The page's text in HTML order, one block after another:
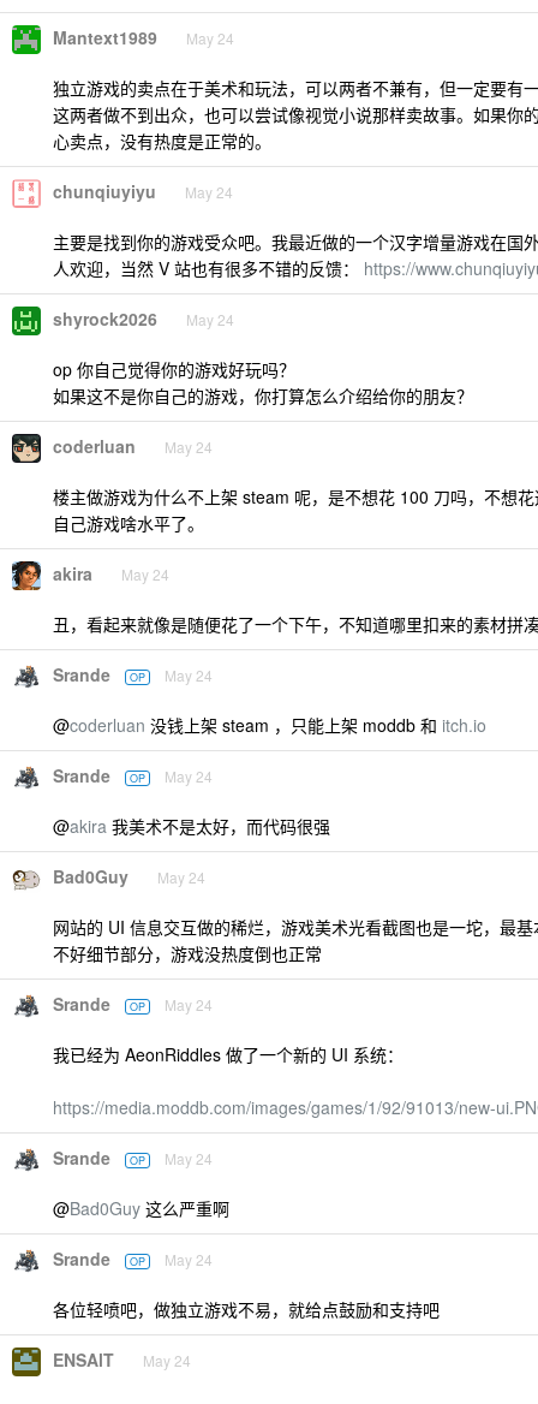
Mantext1989 May 24
独立游戏的卖点在于美术和玩法，可以两者不兼有，但一定要有
这两者做不到出众，也可以尝试像视觉小说那样卖故事。如果你
心卖点，没有热度是正常的。
chunqiuyiyu May 24
主要是找到你的游戏受众吧。我最近做的一个汉字增量游戏在国
人欢迎，当然 V 站也有很多不错的反馈： https://
shyrock2026 May 24
op 你自己觉得你的游戏好玩吗？
如果这不是你自己的游戏，你打算怎么介绍给你的朋友？
coderluan May 24
楼主做游戏为什么不上架 steam 呢，是不想花 100 刀吗，不想
自己游戏啥水平了。
akira May 24
丑，看起来就像是随便花了一个下午，不知道哪里扣来的素材拼
Srande OP May 24
@coderluan 没钱上架 steam ，只能上架 moddb 和 itch.io
Srande OP May 24
@akira 我美术不是太好，而代码很强
Bad0Guy May 24
网站的 UI 信息交互做的稀烂，游戏美术光看截图也是一坨，最
不好细节部分，游戏没热度倒也正常
Srande OP May 24
我已经为 AeonRiddles 做了一个新的 UI 系统：
https://media.moddb.com/images/games/1/92/91013/new-
Srande OP May 24
@Bad0Guy 这么严重啊
Srande OP May 24
各位轻喷吧，做独立游戏不易，就给点鼓励和支持吧
ENSAlT May 24